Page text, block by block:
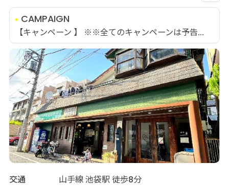
CAMPAIGN
【キャンペーン 】 ※※全てのキャンペーンは予告...
交通
山手線 池袋駅 徒歩8分